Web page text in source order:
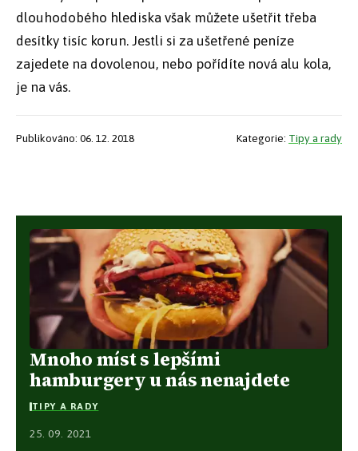
dlouhodobého hlediska však můžete ušetřit třeba
desítky tisíc korun. Jestli si za ušetřené peníze
zajedete na dovolenou, nebo pořídíte nová alu kola,
je na vás.
Publikováno: 06. 12. 2018 Kategorie: Tipy a rady
Mnoho míst s lepšími
hamburgery u nás nenajdete
TIPY A RADY
25. 09. 2021